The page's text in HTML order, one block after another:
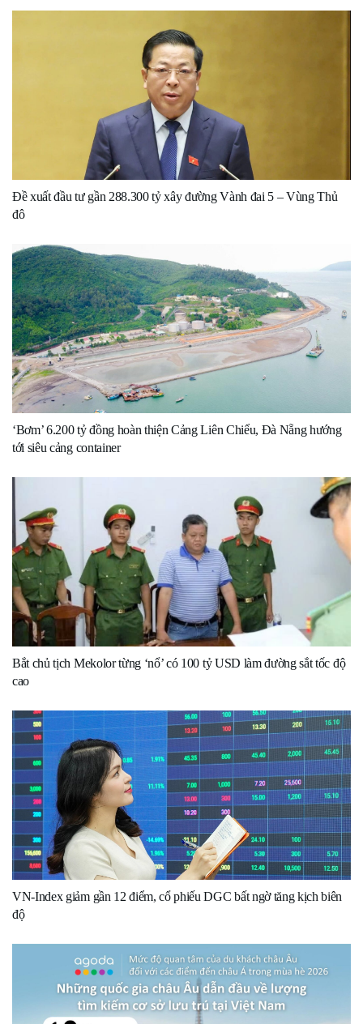
Đề xuất đầu tư gần 288.300 tỷ xây đường Vành đai 5 – Vùng Thủ
đô
‘Bơm’ 6.200 tỷ đồng hoàn thiện Cảng Liên Chiểu, Đà Nẵng hướng
tới siêu cảng container
Bắt chủ tịch Mekolor từng ‘nổ’ có 100 tỷ USD làm đường sắt tốc độ
cao
VN-Index giảm gần 12 điểm, cổ phiếu DGC bất ngờ tăng kịch biên
độ